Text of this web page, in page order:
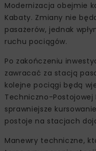
Modernizacja obejmie
Kabaty. Zmiany nie
pasażerów, jednak
ruchu pociągów.
Po zakończeniu
zawracać za stacją
kolejne pociągi będą
Techniczno-Postojowej
sprawniejsze
postoje na stacjach
Manewry techniczne,